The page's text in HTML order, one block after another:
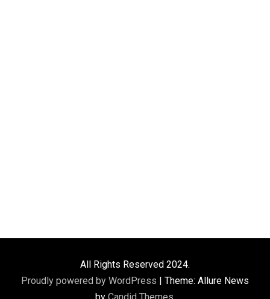
All Rights Reserved 2024.
Proudly powered by WordPress
Theme: Allure News